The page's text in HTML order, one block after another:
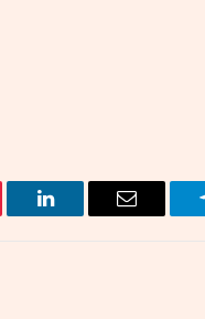
LinkedIn Email